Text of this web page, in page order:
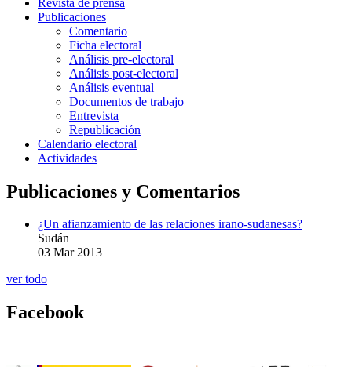
Publicaciones
Comentario
Ficha electoral
Análisis pre-electoral
Análisis post-electoral
Análisis eventual
Documentos de trabajo
Entrevista
Republicación
Calendario electoral
Actividades
Publicaciones y Comentarios
¿Un afianzamiento de las relaciones irano-sudanesas?
Sudán
03 Mar 2013
ver todo
Facebook